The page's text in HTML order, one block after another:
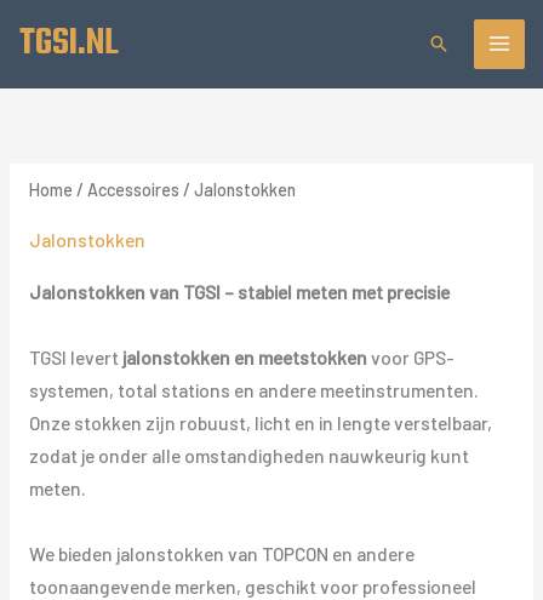
naarTGSI.NL Zoeken
Home / Accessoires / Jalonstokken
Jalonstokken
Jalonstokken van TGSI – stabiel meten met precisie
TGSI levert jalonstokken en meetstokken voor GPS-
systemen, total stations en andere meetinstrumenten.
Onze stokken zijn robuust, licht en in lengte verstelbaar,
zodat je onder alle omstandigheden nauwkeurig kunt
meten.
We bieden jalonstokken van TOPCON en andere
toonaangevende merken, geschikt voor professioneel